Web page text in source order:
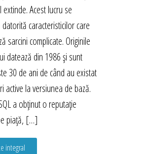
extinde. Acest lucru se
caracteristicilor care
sarcini complicate. Originile
datează din 1986 și sunt
30 de ani de când au existat
active la versiunea de bază.
a obținut o reputație
piață, […]
integral